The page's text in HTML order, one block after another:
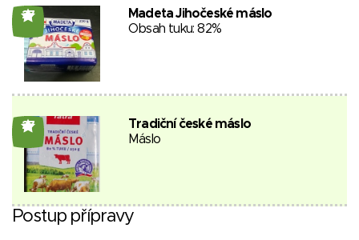
27
Madeta Jihočeské máslo
Obsah tuku: 82%
27
Tradiční české máslo
Máslo
Postup přípravy